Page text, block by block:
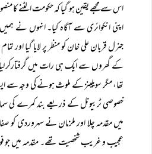
اس سے مجھے یقین ہو گیا کہ حکومت الٹنے کا
اپنی انکوائری سے آگاہ کیا۔ انہوں نے
جنرل قربان علی خان کو منظر پر لایا گیا اور
کے گھروں سے ایک ہی رات میں گرفتارکر لیا
تھا، مگر سویلینز کے ملوث ہونے کی وجہ سے
خصوصی ٹربیونل کے ذریعے بند کمرے کی
میں مقدمہ چلا اور ملزمان نے سہروردی کو
عجیب و غریب شخصیت تھے۔ مقدمہ میں جو